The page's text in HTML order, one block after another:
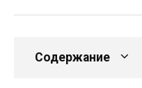
Содержание